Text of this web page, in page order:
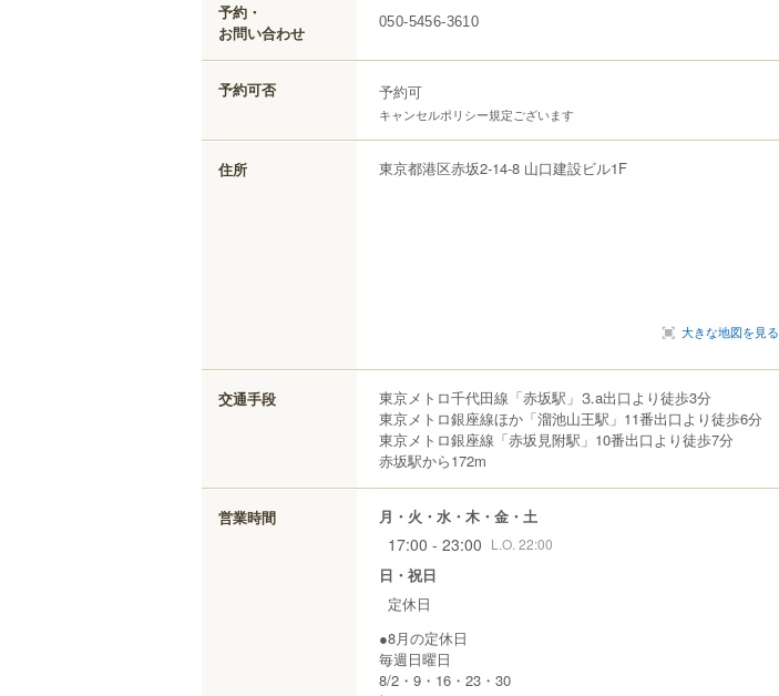
予約・
お問い合わせ
050-5456-3610
予約可否 予約可
キャンセルポリシー規定ございます
住所 東京都港区赤坂2-14-8 山口建設ビル1F
大きな地図を見る
交通手段
東京メトロ千代田線「赤坂駅」⒊a出口より徒歩3分
東京メトロ銀座線ほか「溜池山王駅」11番出口より徒歩6分
東京メトロ銀座線「赤坂見附駅」10番出口より徒歩7分
赤坂駅から172m
営業時間 月・火・水・木・金・土
17:00 - 23:00 L.O. 22:00
日・祝日
定休日
●8月の定休日
毎週日曜日
8/2・9・16・23・30